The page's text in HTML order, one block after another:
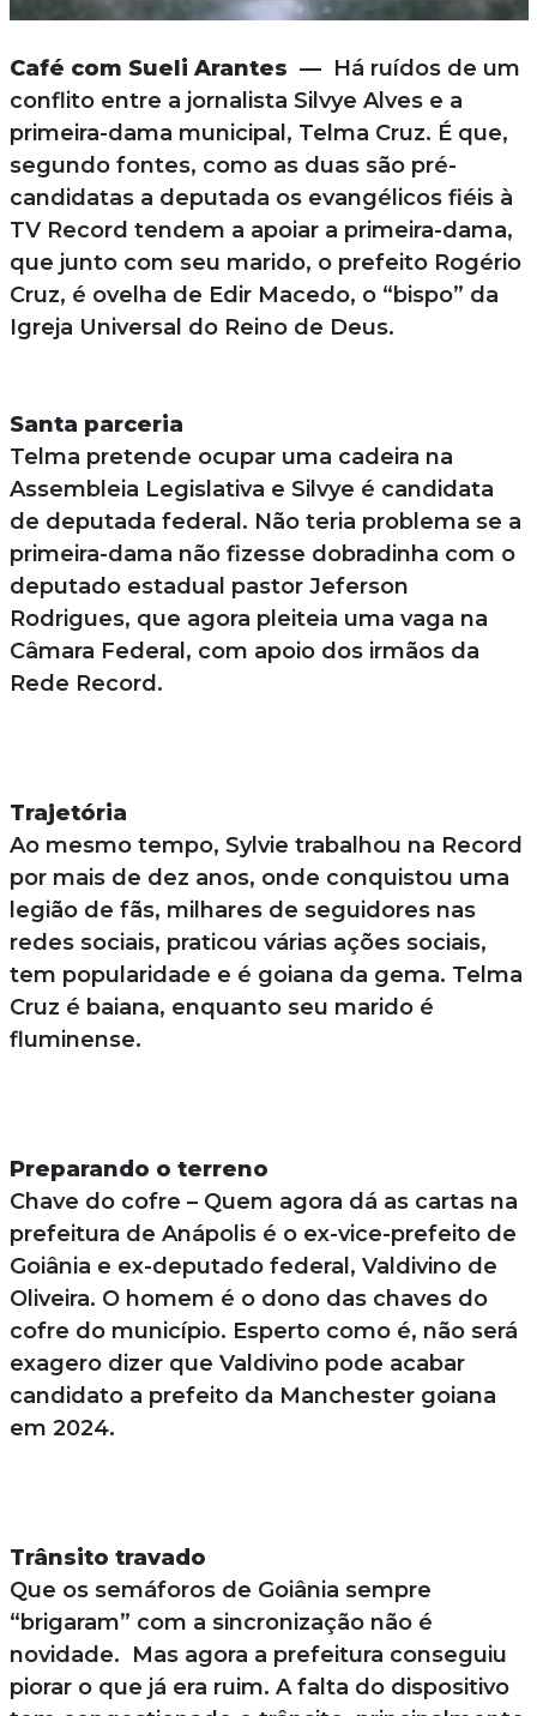
Café com Sueli Arantes — Há ruídos de um
conflito entre a jornalista Silvye Alves e a
primeira-dama municipal, Telma Cruz. É que,
segundo fontes, como as duas são pré-
candidatas a deputada os evangélicos fiéis à
TV Record tendem a apoiar a primeira-dama,
que junto com seu marido, o prefeito Rogério
Cruz, é ovelha de Edir Macedo, o “bispo” da
Igreja Universal do Reino de Deus.
Santa parceria
Telma pretende ocupar uma cadeira na
Assembleia Legislativa e Silvye é candidata
de deputada federal. Não teria problema se a
primeira-dama não fizesse dobradinha com o
deputado estadual pastor Jeferson
Rodrigues, que agora pleiteia uma vaga na
Câmara Federal, com apoio dos irmãos da
Rede Record.
Trajetória
Ao mesmo tempo, Sylvie trabalhou na Record
por mais de dez anos, onde conquistou uma
legião de fãs, milhares de seguidores nas
redes sociais, praticou várias ações sociais,
tem popularidade e é goiana da gema. Telma
Cruz é baiana, enquanto seu marido é
fluminense.
Preparando o terreno
Chave do cofre – Quem agora dá as cartas na
prefeitura de Anápolis é o ex-vice-prefeito de
Goiânia e ex-deputado federal, Valdivino de
Oliveira. O homem é o dono das chaves do
cofre do município. Esperto como é, não será
exagero dizer que Valdivino pode acabar
candidato a prefeito da Manchester goiana
em 2024.
Trânsito travado
Que os semáforos de Goiânia sempre
“brigaram” com a sincronização não é
novidade. Mas agora a prefeitura conseguiu
piorar o que já era ruim. A falta do dispositivo